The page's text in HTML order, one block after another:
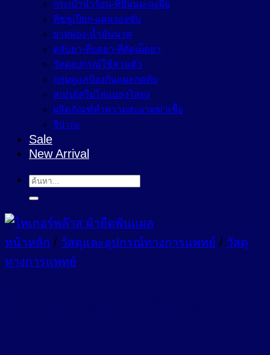
กระเป๋าน้ำร้อน-ที่ปั๊มนม-ถุงมือ
ทิชชูเปียก-แผ่นรองซับ
ยาหม่อง-น้ำมันนวด
ตลับยา-ที่บดยา-ที่ตัดเม็ดยา
วัสดุอุปกรณ์ใช้ส่วนตัว
กลุ่มดูแลป้องกันแผลกดทับ
สเปรย์ครีมไล่แมลงไล่ยุง
ผลิตภัณฑ์ทำความสะอาดฆ่าเชื้อ
จิปาถะ
Sale
New Arrival
ค้นหา:
หน้าหลัก / วัสดุและอุปกรณ์ทางการแพทย์ / วัสดุ
ทางการแพทย์